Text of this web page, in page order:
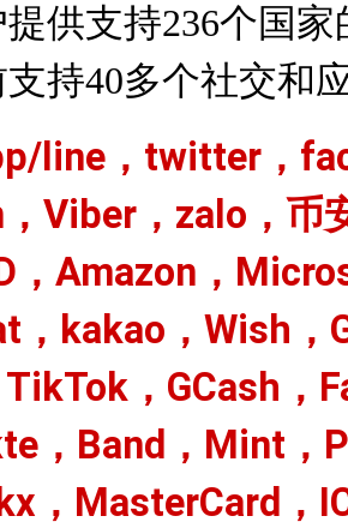
供支持236个国
持40多个社交和
line，twitter，
Viber，zalo，币
，Amazon，
，kakao，Wish，
，GCash，
，Band，Mint，
，MasterCard，